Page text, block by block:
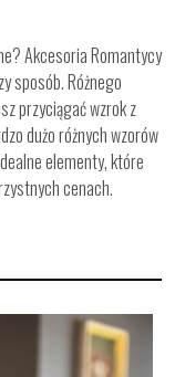
Akcesoria Romantycy
sposób. Różnego
przyciągać wzrok z
dużo różnych wzorów
elementy, które
cenach.